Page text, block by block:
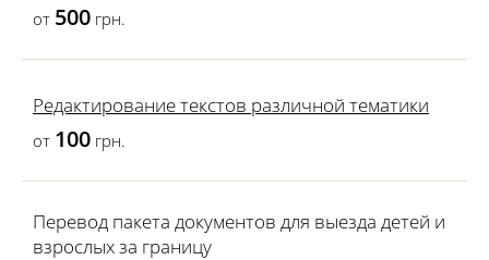
от 500 грн.
Редактирование текстов различной тематики
от 100 грн.
Перевод пакета документов для выезда детей и
взрослых за границу